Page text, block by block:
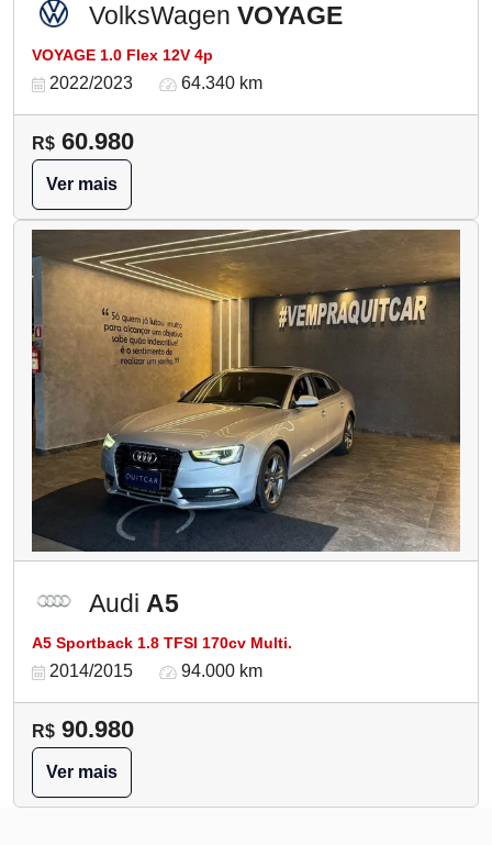
VolksWagen VOYAGE
VOYAGE 1.0 Flex 12V 4p
2022/2023 64.340 km
R$ 60.980
Ver mais
Audi A5
A5 Sportback 1.8 TFSI 170cv Multi.
2014/2015 94.000 km
R$ 90.980
Ver mais